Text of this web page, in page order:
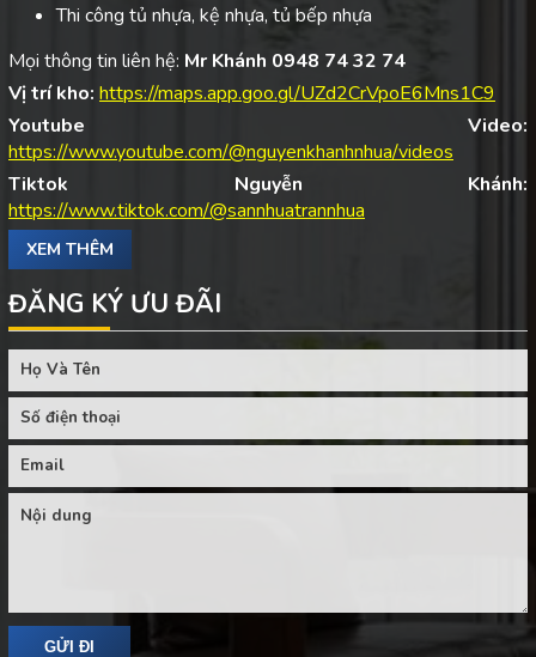
Thi công tủ nhựa, kệ nhựa, tủ bếp nhựa
Mọi thông tin liên hệ: Mr Khánh 0948 74 32 74
Vị trí kho: https://maps.app.goo.gl/UZd2CrVpoE6Mns1C9
Youtube Video:
https://www.youtube.com/@nguyenkhanhnhua/videos
Tiktok Nguyễn Khánh:
https://www.tiktok.com/@sannhuatrannhua
XEM THÊM
ĐĂNG KÝ ƯU ĐÃI